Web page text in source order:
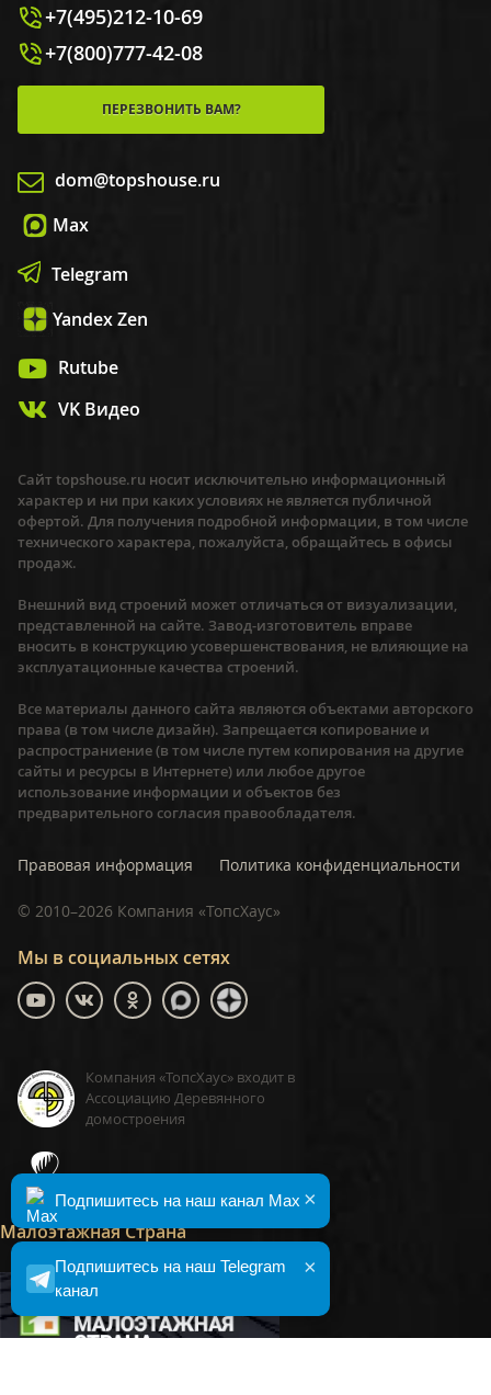
+7(495)212-10-69
+7(800)777-42-08
ПЕРЕЗВОНИТЬ ВАМ?
dom@topshouse.ru
Max
Telegram
Yandex Zen
Rutube
VK Видео
Мы в социальных сетях
Компания «ТопсХаус» входит в
Ассоциацию Деревянного
домостроения
Малоэтажная Страна
Сайт topshouse.ru носит исключительно информационный
характер и ни при каких условиях не является публичной
офертой. Для получения подробной информации, в том числе
технического характера, пожалуйста, обращайтесь в офисы
продаж.
Внешний вид строений может отличаться от визуализации,
представленной на сайте. Завод-изготовитель вправе
вносить в конструкцию усовершенствования, не влияющие на
эксплуатационные качества строений.
Все материалы данного сайта являются объектами авторского
права (в том числе дизайн). Запрещается копирование и
распространиение (в том числе путем копирования на другие
сайты и ресурсы в Интернете) или любое другое
использование информации и объектов без
предварительного согласия правообладателя.
Правовая информация Политика конфиденциальности
© 2010–2026 Компания «ТопсХаус»
×
Подпишитесь на наш Telegram
канал
×
Подпишитесь на наш канал Max